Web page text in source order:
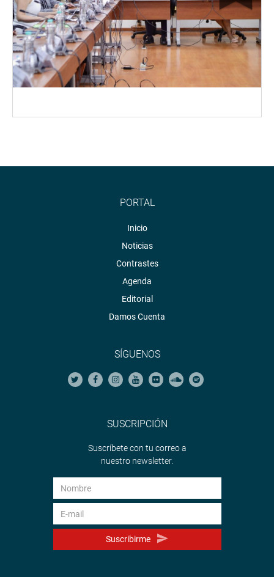
PORTAL
Inicio
Noticias
Contrastes
Agenda
Editorial
Damos Cuenta
SÍGUENOS
SUSCRIPCIÓN
Suscríbete con tu correo a
nuestro newsletter.
Suscribirme